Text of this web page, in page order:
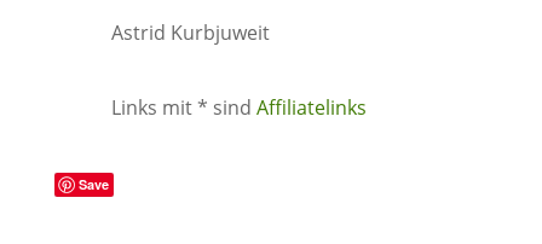
Astrid Kurbjuweit
Links mit * sind Affiliatelinks
Save